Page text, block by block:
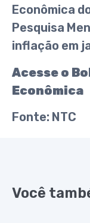
Econômica
Pesquisa
inflação em
Acesse o
Econômica
Fonte: NTC
Você